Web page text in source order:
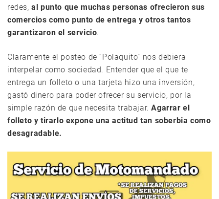
redes,al punto que muchas personas ofrecieron sus
comercios como punto de entrega y otros tantos
garantizaron el servicio.
Claramente el posteo de “Polaquito” nos debiera
interpelar como sociedad. Entender que el que te
entrega un folleto o una tarjeta hizo una inversión,
gastó dinero para poder ofrecer su servicio, por la
simple razón de que necesita trabajar.Agarrar el
folleto y tirarlo expone una actitud tan soberbia como
desagradable.